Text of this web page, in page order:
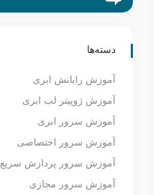
دسته‌ها
آموزش رایانش ابری
آموزش ژوپیتر لب ابری
آموزش سرور ابری
آموزش سرور اختصاصی
آموزش سرور پردازش سریع
آموزش سرور مجازی